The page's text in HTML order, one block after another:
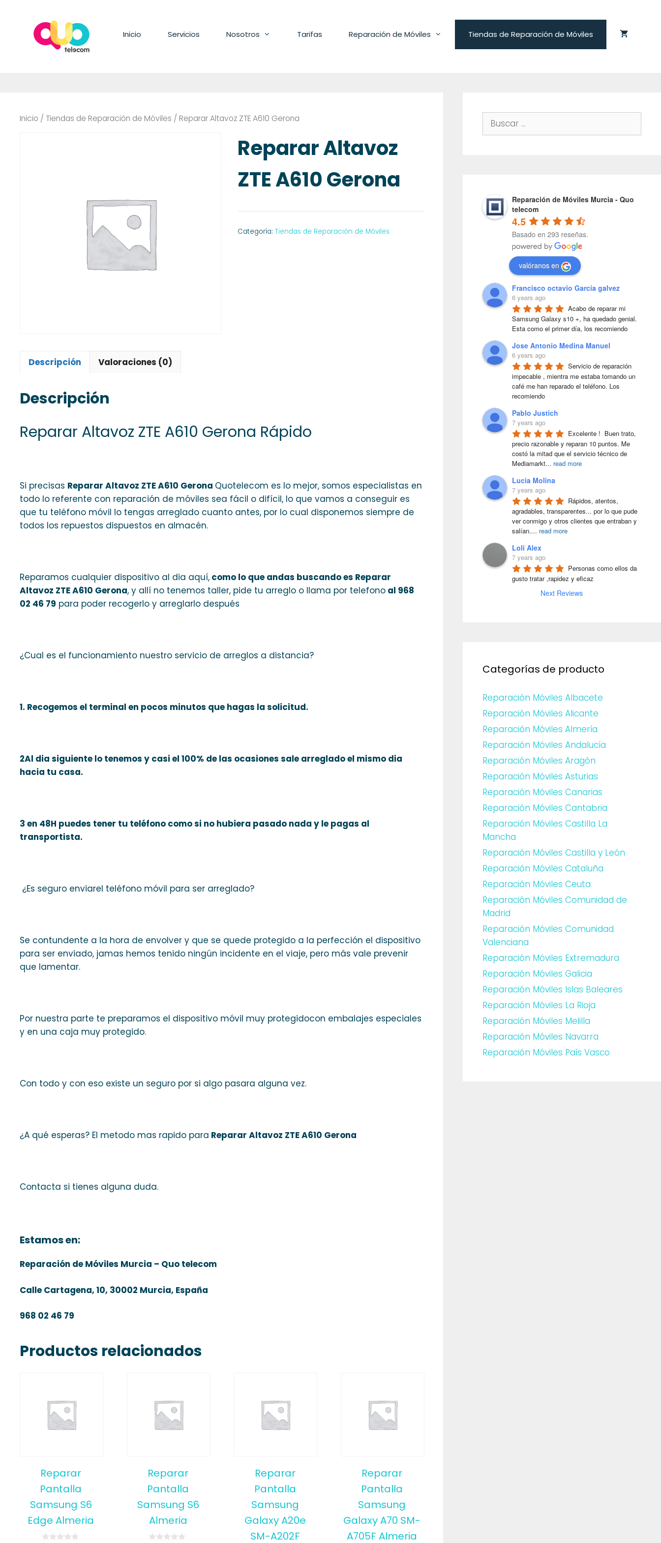
contenido
Inicio Servicios Nosotros Tarifas Reparación de Móviles Tiendas de Reparación de Móviles
Inicio / Tiendas de Reparación de Móviles / Reparar Altavoz ZTE A610 Gerona
Reparar Altavoz
ZTE A610 Gerona
Categoría:Tiendas de Reparación de Móviles
Descripción Valoraciones (0)
Descripción
Reparar Altavoz ZTE A610 Gerona Rápido
Si precisas Reparar Altavoz ZTE A610 Gerona Quotelecom es lo mejor, somos especialistas en
todo lo referente con reparación de móviles sea fácil o difícil, lo que vamos a conseguir es
que tu teléfono móvil lo tengas arreglado cuanto antes, por lo cual disponemos siempre de
todos los repuestos dispuestos en almacén.
Reparamos cualquier dispositivo al dia aquí, como lo que andas buscando es Reparar
Altavoz ZTE A610 Gerona, y allí no tenemos taller, pide tu arreglo o llama por telefono al 968
02 46 79 para poder recogerlo y arreglarlo después
¿Cual es el funcionamiento nuestro servicio de arreglos a distancia?
1. Recogemos el terminal en pocos minutos que hagas la solicitud.
2Al dia siguiente lo tenemos y casi el 100% de las ocasiones sale arreglado el mismo dia
hacia tu casa.
3 en 48H puedes tener tu teléfono como si no hubiera pasado nada y le pagas al
transportista.
¿Es seguro enviarel teléfono móvil para ser arreglado?
Se contundente a la hora de envolver y que se quede protegido a la perfección el dispositivo
para ser enviado, jamas hemos tenido ningún incidente en el viaje, pero más vale prevenir
que lamentar.
Por nuestra parte te preparamos el dispositivo móvil muy protegidocon embalajes especiales
y en una caja muy protegido.
Con todo y con eso existe un seguro por si algo pasara alguna vez.
¿A qué esperas? El metodo mas rapido para Reparar Altavoz ZTE A610 Gerona
Contacta si tienes alguna duda.
Estamos en:
Reparación de Móviles Murcia – Quo telecom
Calle Cartagena, 10, 30002 Murcia, España
968 02 46 79
Productos relacionados
Reparar
Pantalla
Samsung S6
Edge Almeria
Reparar
Pantalla
Samsung S6
Almeria
Reparar
Pantalla
Samsung
Galaxy A20e
SM-A202F
Reparar
Pantalla
Samsung
Galaxy A70 SM-
A705F Almeria
Buscar:
Reparación de Móviles Murcia - Quo
telecom
4.5
Basado en 293 reseñas.
valóranos en
Francisco octavio Garcia galvez
6 years ago
Acabo de reparar mi
Samsung Galaxy s10 +, ha quedado genial.
Esta como el primer día, los recomiendo
Jose Antonio Medina Manuel
6 years ago
Servicio de reparación
impecable , mientra me estaba tomando un
café me han reparado el teléfono. Los
recomiendo
Pablo Justich
7 years ago
Excelente !  Buen trato,
precio razonable y reparan 10 puntos. Me
costó la mitad que el servicio técnico de
Mediamarkt... read more
Lucia Molina
7 years ago
Rápidos, atentos,
agradables, transparentes... por lo que pude
ver conmigo y otros clientes que entraban y
salían.... read more
Loli Alex
7 years ago
Personas como ellos da
gusto tratar ,rapidez y eficaz
Next Reviews
Categorías de producto
Reparación Móviles Albacete
Reparación Móviles Alicante
Reparación Móviles Almería
Reparación Móviles Andalucía
Reparación Móviles Aragón
Reparación Móviles Asturias
Reparación Móviles Canarias
Reparación Móviles Cantabria
Reparación Móviles Castilla La
Mancha
Reparación Móviles Castilla y León
Reparación Móviles Cataluña
Reparación Móviles Ceuta
Reparación Móviles Comunidad de
Madrid
Reparación Móviles Comunidad
Valenciana
Reparación Móviles Extremadura
Reparación Móviles Galicia
Reparación Móviles Islas Baleares
Reparación Móviles La Rioja
Reparación Móviles Melilla
Reparación Móviles Navarra
Reparación Móviles País Vasco